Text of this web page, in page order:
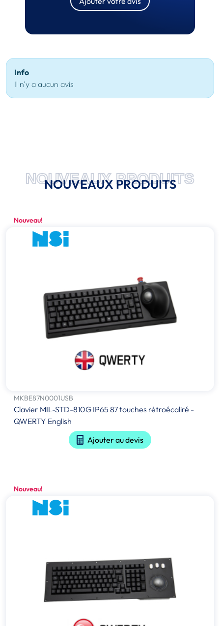
Info
Il n'y a aucun avis
NOUVEAUX PRODUITS
NOUVEAUX PRODUITS
Nouveau!
MKBE87N0001USB
Clavier MIL-STD-810G IP65 87 touches rétroécaliré -
QWERTY English
Ajouter au devis
Nouveau!